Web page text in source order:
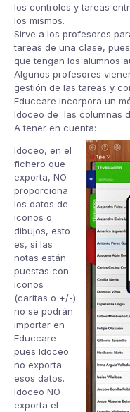
los controles y tareas
los mismos.
Sirve a los profesores
tareas de una clase,
que tengan los alumnos
Algunos profesores
gestión de las tareas y
Educcare incorpora un
Idoceo de las columnas
A tener en cuenta:
Idoceo, en el
fichero que
exporta, NO
proporciona
los datos de
iconos o
dibujos, esto
es, si las
notas están
puestas con
iconos
(caritas o +/-)
no se podrán
importar en
Educcare
pues Idoceo
no exporta
esos datos.
Idoceo NO
exporta el